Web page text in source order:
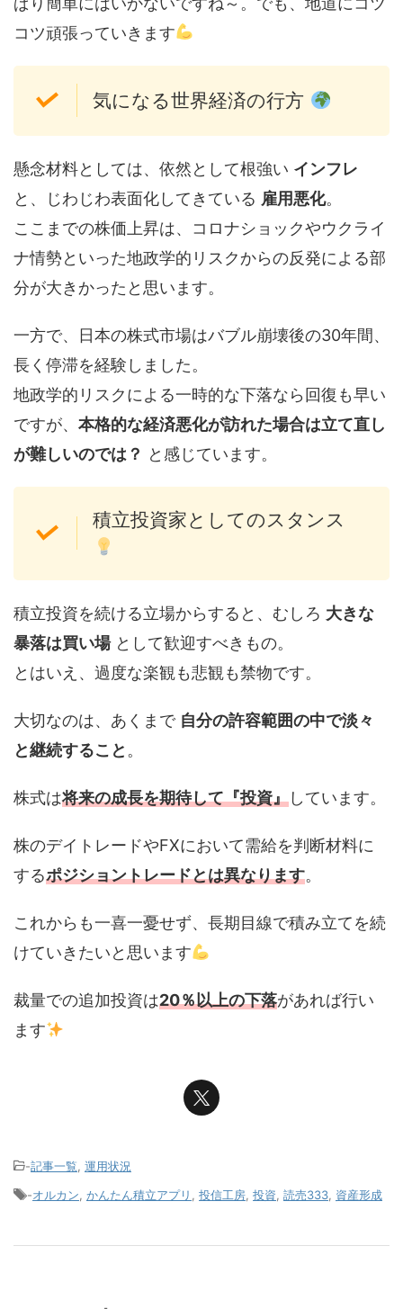
コツ頑張っていきます
気になる世界経済の行方
懸念材料としては、依然として根強い インフレ
と、じわじわ表面化してきている 雇用悪化。
ここまでの株価上昇は、コロナショックやウクライ
ナ情勢といった地政学的リスクからの反発による部
分が大きかったと思います。
一方で、日本の株式市場はバブル崩壊後の30年間、
長く停滞を経験しました。
地政学的リスクによる一時的な下落なら回復も早い
ですが、 本格的な経済悪化が訪れた場合は立て直し
が難しいのでは？ と感じています。
積立投資家としてのスタンス
積立投資を続ける立場からすると、むしろ 大きな
暴落は買い場として歓迎すべきもの。
とはいえ、過度な楽観も悲観も禁物です。
大切なのは、あくまで 自分の許容範囲の中で淡々
と継続すること 。
株式は将来の成長を期待して『投資』しています。
株のデイトレードやFXにおいて需給を判断材料に
するポジショントレードとは異なります。
これからも一喜一憂せず、長期目線で積み立てを続
けていきたいと思います
裁量での追加投資は20％以上の下落があれば行い
ます
-記事一覧 運用状況
-オルカン かんたん積立アプリ 投信工房 投資 読売333 資産形成